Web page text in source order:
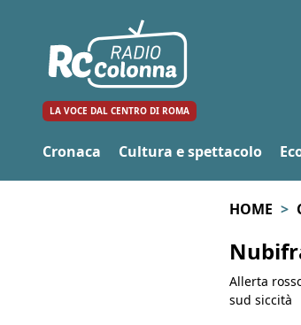
LA VOCE DAL CENTRO DI ROMA
Cronaca Cultura e spettacolo
HOME
Allerta
sud siccità